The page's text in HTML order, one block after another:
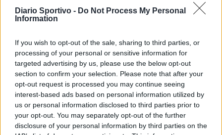
Diario Sportivo - Do Not Process My Personal
Information
If you wish to opt-out of the sale, sharing to third parties, or
processing of your personal or sensitive information for
targeted advertising by us, please use the below opt-out
section to confirm your selection. Please note that after your
opt-out request is processed you may continue seeing
interest-based ads based on personal information utilized by
us or personal information disclosed to third parties prior to
your opt-out. You may separately opt-out of the further
disclosure of your personal information by third parties on the
5
13 Salvatore Budroni Bonorva
Nicolo Deiana Ovodda
15 Federico Fernando Ferrari Bonorva
16 Mauro Florenzano Lanteri Sassari 4